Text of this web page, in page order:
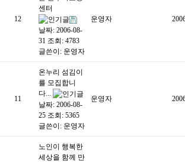
12
센터
날짜: 2006-08-
31 조회: 4783
글쓴이: 운영자
운영자
11
온누리 섬김이
를 모집합니
다...
날짜: 2006-08-
25 조회: 5365
글쓴이: 운영자
운영자
노인이 행복한
세상을 함께 만